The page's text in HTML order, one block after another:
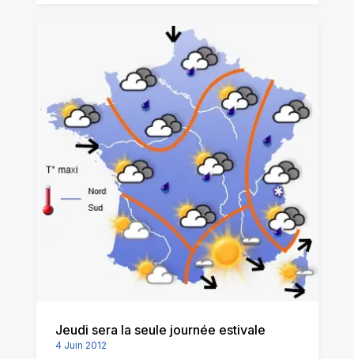
Jeudi sera la seule journée estivale
4 Juin 2012